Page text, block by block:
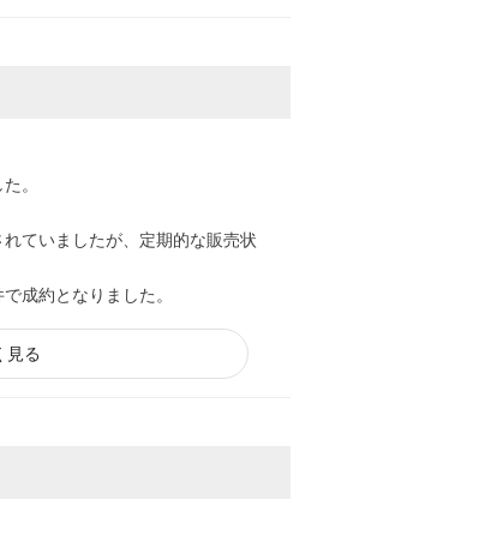
。
ていましたが、定期的な販売状
成約となりました。
見る